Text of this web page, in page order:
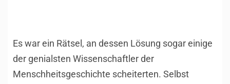
Es war ein Rätsel, an dessen Lösung sogar einige
der genialsten Wissenschaftler der
Menschheitsgeschichte scheiterten. Selbst